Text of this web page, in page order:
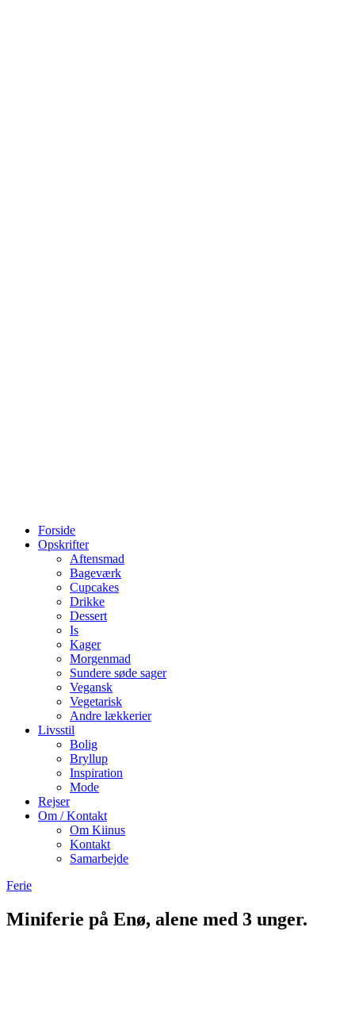
Forside
Opskrifter
Aftensmad
Bageværk
Cupcakes
Drikke
Dessert
Is
Kager
Morgenmad
Sundere søde sager
Vegansk
Vegetarisk
Andre lækkerier
Livsstil
Bolig
Bryllup
Inspiration
Mode
Rejser
Om / Kontakt
Om Kiinus
Kontakt
Samarbejde
Ferie
Miniferie på Enø, alene med 3 unger.